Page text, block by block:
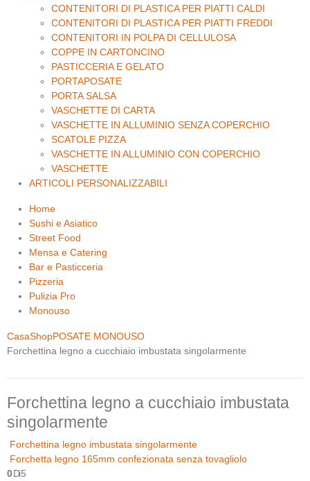
CONTENITORI DI PLASTICA PER PIATTI CALDI
CONTENITORI DI PLASTICA PER PIATTI FREDDI
CONTENITORI IN POLPA DI CELLULOSA
COPPE IN CARTONCINO
PASTICCERIA E GELATO
PORTAPOSATE
PORTA SALSA
VASCHETTE DI CARTA
VASCHETTE IN ALLUMINIO SENZA COPERCHIO
SCATOLE PIZZA
VASCHETTE IN ALLUMINIO CON COPERCHIO
VASCHETTE
ARTICOLI PERSONALIZZABILI
Home
Sushi e Asiatico
Street Food
Mensa e Catering
Bar e Pasticceria
Pizzeria
Pulizia Pro
Monouso
CasaShopPOSATE MONOUSO
Forchettina legno a cucchiaio imbustata singolarmente
Forchettina legno a cucchiaio imbustata
singolarmente
Forchettina legno imbustata singolarmente
Forchetta legno 165mm confezionata senza tovagliolo
0Di 5